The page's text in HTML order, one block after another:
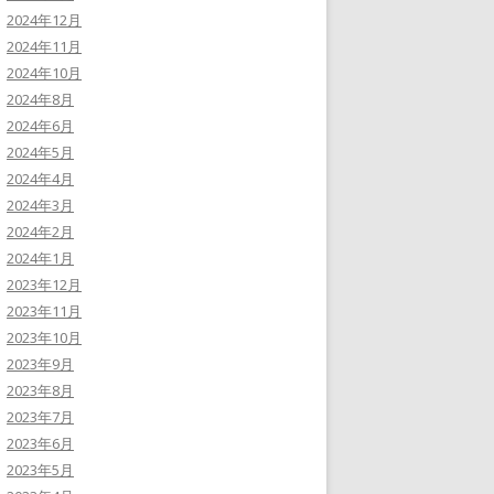
2024年12月
2024年11月
2024年10月
2024年8月
2024年6月
2024年5月
2024年4月
2024年3月
2024年2月
2024年1月
2023年12月
2023年11月
2023年10月
2023年9月
2023年8月
2023年7月
2023年6月
2023年5月